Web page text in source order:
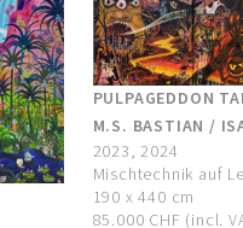
PULPAGEDDON
M.S. BASTIAN /
2023, 2024
Mischtechnik auf
190 x 440 cm
85.000 CHF (incl.